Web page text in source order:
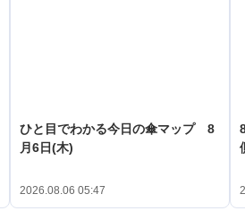
ひと目でわかる今日の傘マップ 8
月6日(木)
2026.08.06 05:47